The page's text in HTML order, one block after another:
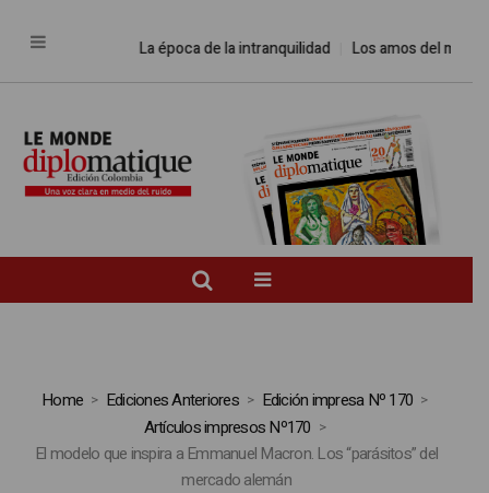
La época de la intranquilidad Los amos del mundo
Home Ediciones Anteriores
Edición impresa Nº 170
Artículos impresos Nº170
El modelo que inspira a Emmanuel Macron. Los “parásitos” del
mercado alemán